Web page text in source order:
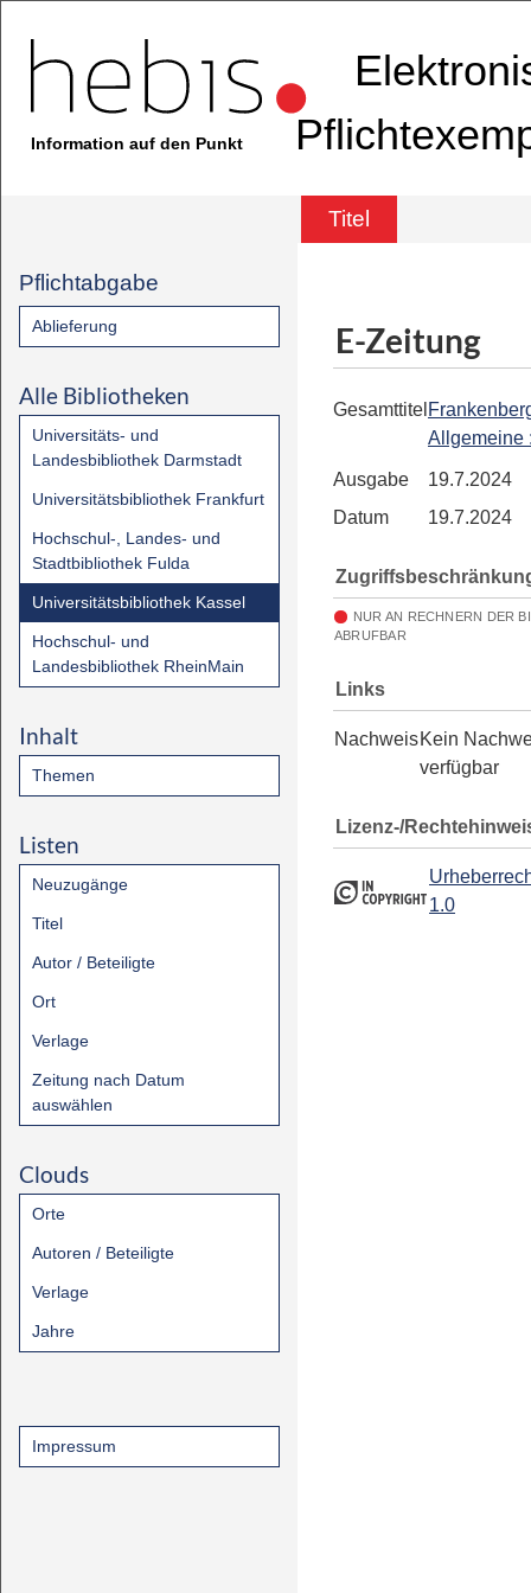
Information auf den Punkt
Titel
Pflichtabgabe
Ablieferung
Alle Bibliotheken
Universitäts- und
Landesbibliothek Darmstadt
Universitätsbibliothek Frankfurt
Hochschul-, Landes- und
Stadtbibliothek Fulda
Universitätsbibliothek Kassel
Hochschul- und
Landesbibliothek RheinMain
Inhalt
Themen
Listen
Neuzugänge
Titel
Autor / Beteiligte
Ort
Verlage
Zeitung nach Datum
auswählen
Clouds
Orte
Autoren / Beteiligte
Verlage
Jahre
Impressum
E-Zeitung
Gesamttitel
Allgemeine
Ausgabe
19.7.2024
Datum
19.7.2024
NUR AN RECHNERN DER
ABRUFBAR
Links
NachweisKein
verfügbar
Lizenz-/
1.0